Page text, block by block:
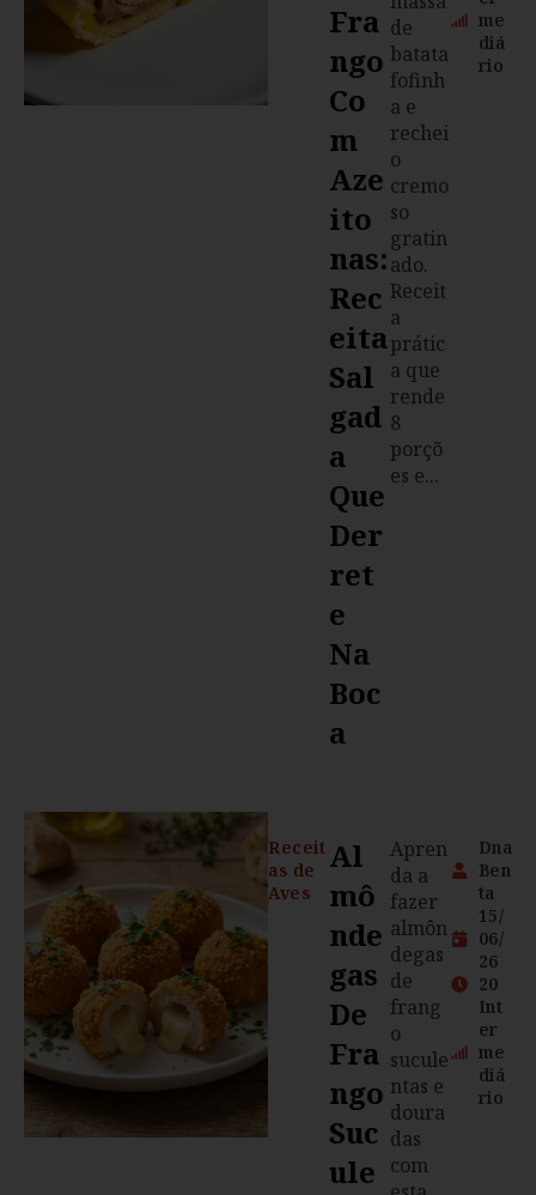
Fra
Ngo
Co
M
Aze
Ito
Nas:
Rec
Eita
Sal
Gad
A
Que
Der
Ret
E
Na
Boc
A
de
batata
fofinh
a e
rechei
o
cremo
so
gratin
ado.
Receit
a
prátic
a que
rende
8
porçõ
es e...
me
diá
rio
Receit
as de
Aves
Al
Mô
Nde
Gas
De
Fra
Ngo
Suc
Ule
Apren
da a
fazer
almôn
degas
de
frang
o
sucule
ntas e
doura
das
com
Dna
Ben
ta
15/
06/
26
20
Int
er
me
diá
rio